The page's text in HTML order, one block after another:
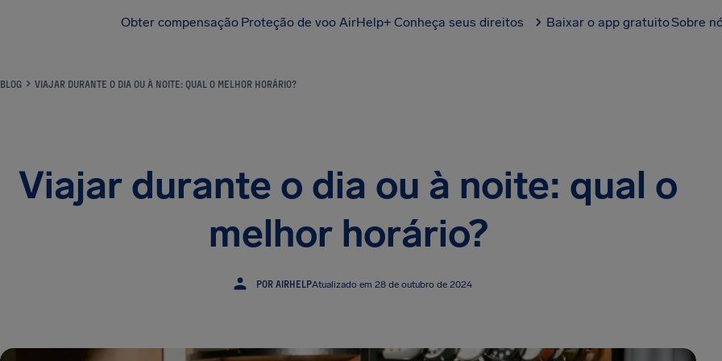
Obter compensação Proteção de voo AirHelp+ Conheça seus direitos Baixar o app gratuitoSobre
BLOG VIAJAR DURANTE O DIA OU À NOITE: QUAL O MELHOR HORÁRIO?
Viajar durante o dia ou à noite: qual o
melhor horário?
POR AIRHELPAtualizado em 28 de outubro de 2024